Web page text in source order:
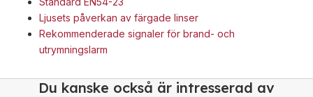
Ljusets påverkan av färgade linser
Rekommenderade signaler för brand- och
utrymningslarm
Du kanske också är intresserad av